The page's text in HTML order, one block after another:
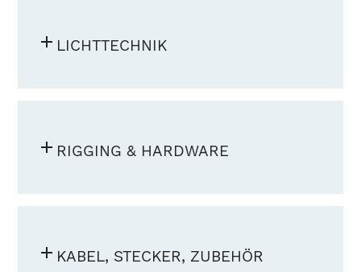
LICHTTECHNIK
RIGGING & HARDWARE
KABEL, STECKER, ZUBEHÖR